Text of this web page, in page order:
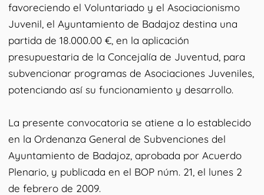
favoreciendo el Voluntariado y el Asociacionismo
Juvenil, el Ayuntamiento de Badajoz destina una
partida de 18.000.00 €, en la aplicación
presupuestaria de la Concejalía de Juventud, para
subvencionar programas de Asociaciones Juveniles,
potenciando así su funcionamiento y desarrollo.
La presente convocatoria se atiene a lo establecido
en la Ordenanza General de Subvenciones del
Ayuntamiento de Badajoz, aprobada por Acuerdo
Plenario, y publicada en el BOP núm. 21, el lunes 2
de febrero de 2009.